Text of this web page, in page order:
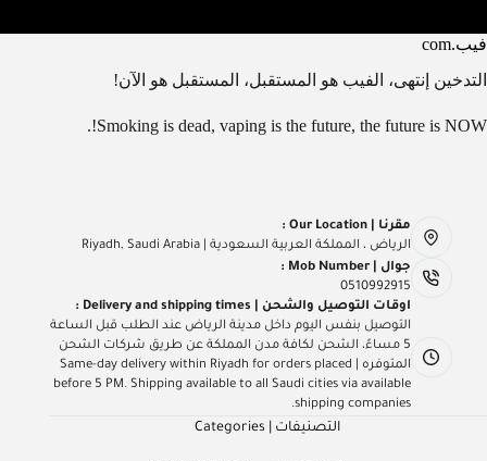
فيب.com
التدخين إنتهى، الفيب هو المستقبل، المستقبل هو الآن!
Smoking is dead, vaping is the future, the future is NOW!.
مقرنا | Our Location :
الرياض ، المملكة العربية السعودية | Riyadh, Saudi Arabia
جوال | Mob Number :
0510992915
اوقات التوصيل والشحن | Delivery and shipping times :
التوصيل بنفس اليوم داخل مدينة الرياض عند الطلب قبل الساعة
5 مساءً، الشحن لكافة مدن المملكة عن طريق شركات الشحن
المتوفره | Same-day delivery within Riyadh for orders placed
before 5 PM. Shipping available to all Saudi cities via available
shipping companies.
التصنيفات | Categories